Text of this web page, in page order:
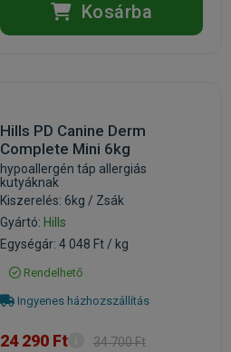
Kosárba
Hills PD Canine Derm
Complete Mini 6kg
hypoallergén táp allergiás
kutyáknak
Kiszerelés: 6kg / Zsák
Gyártó: Hills
Egységár: 4 048 Ft / kg
Rendelhető
Ingyenes házhozszállítás
24 290 Ft 34 700 Ft